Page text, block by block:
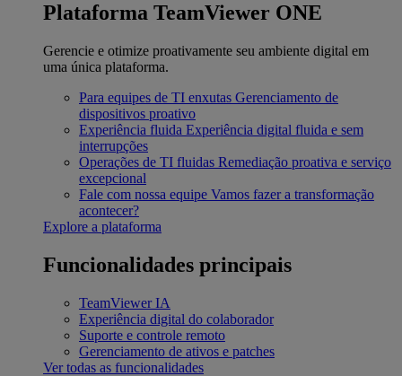
Plataforma TeamViewer ONE
Gerencie e otimize proativamente seu ambiente digital em
uma única plataforma.
Para equipes de TI enxutas Gerenciamento de
dispositivos proativo
Experiência fluida Experiência digital fluida e sem
interrupções
Operações de TI fluidas Remediação proativa e serviço
excepcional
Fale com nossa equipe Vamos fazer a transformação
acontecer?
Explore a plataforma
Funcionalidades principais
TeamViewer IA
Experiência digital do colaborador
Suporte e controle remoto
Gerenciamento de ativos e patches
Ver todas as funcionalidades